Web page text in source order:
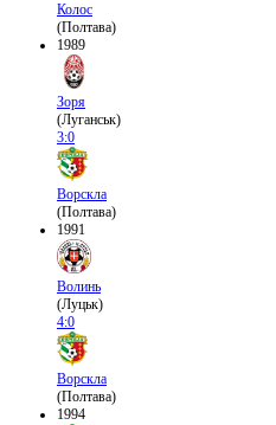
Колос
(Полтава)
1989
Зоря
(Луганськ)
3:0
Ворскла
(Полтава)
1991
Волинь
(Луцьк)
4:0
Ворскла
(Полтава)
1994